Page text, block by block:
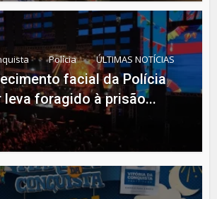
Polícia ÚLTIMAS NOTÍCIAS
facial da Polícia
leva foragido à prisão...